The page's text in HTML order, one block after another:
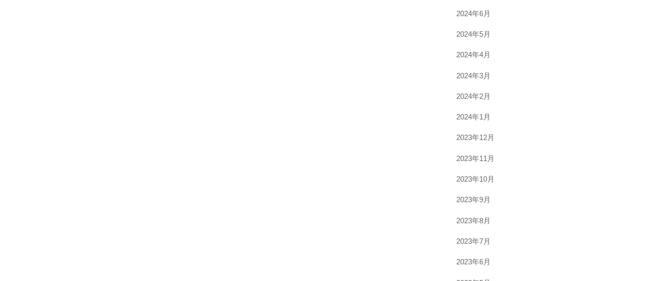
2024年6月
2024年5月
2024年4月
2024年3月
2024年2月
2024年1月
2023年12月
2023年11月
2023年10月
2023年9月
2023年8月
2023年7月
2023年6月